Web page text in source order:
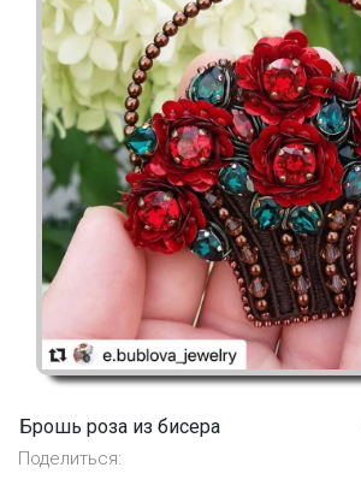
Брошь роза из бисера
Поделиться: